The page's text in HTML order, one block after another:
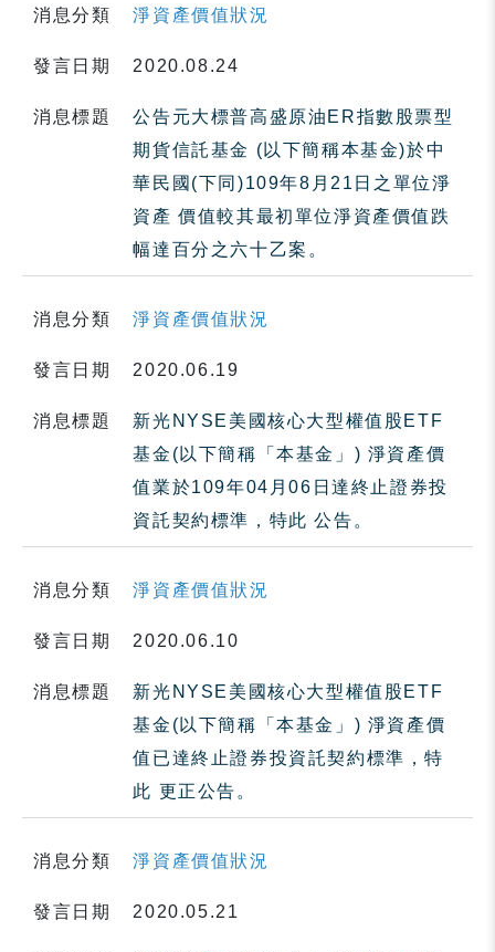
消息分類 淨資產價值狀況
發言日期 2020.08.24
消息標題
公告元大標普高盛原油ER指數股票型
期貨信託基金 (以下簡稱本基金)於中
華民國(下同)109年8月21日之單位淨
資產 價值較其最初單位淨資產價值跌
幅達百分之六十乙案。
消息分類 淨資產價值狀況
發言日期 2020.06.19
消息標題
新光NYSE美國核心大型權值股ETF
基金(以下簡稱「本基金」) 淨資產價
值業於109年04月06日達終止證券投
資託契約標準，特此 公告。
消息分類 淨資產價值狀況
發言日期 2020.06.10
消息標題
新光NYSE美國核心大型權值股ETF
基金(以下簡稱「本基金」) 淨資產價
值已達終止證券投資託契約標準，特
此 更正公告。
消息分類 淨資產價值狀況
發言日期 2020.05.21